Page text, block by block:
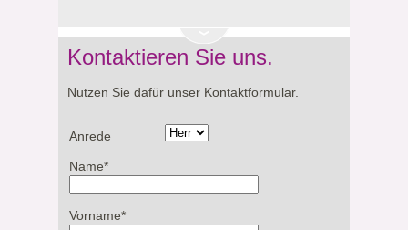
Kontaktieren Sie uns.
Nutzen Sie dafür unser Kontaktformular.
Anrede
Name*
Vorname*